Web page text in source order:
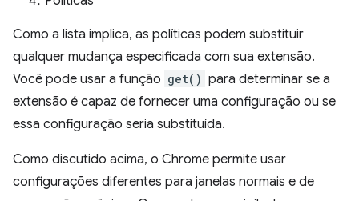
Como a lista implica, as políticas podem substituir
qualquer mudança especificada com sua extensão.
Você pode usar a função get() para determinar se a
extensão é capaz de fornecer uma configuração ou se
essa configuração seria substituída.
Como discutido acima, o Chrome permite usar
configurações diferentes para janelas normais e de